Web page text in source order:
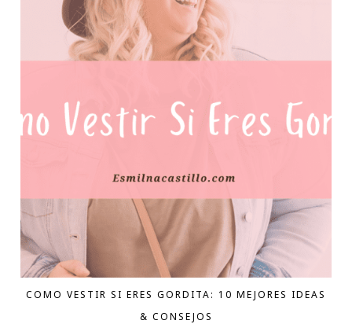
COMO VESTIR SI ERES GORDITA: 10 MEJORES IDEAS
& CONSEJOS